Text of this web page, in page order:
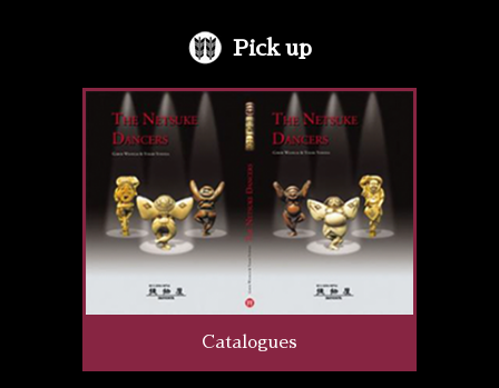
Pick up
Catalogues